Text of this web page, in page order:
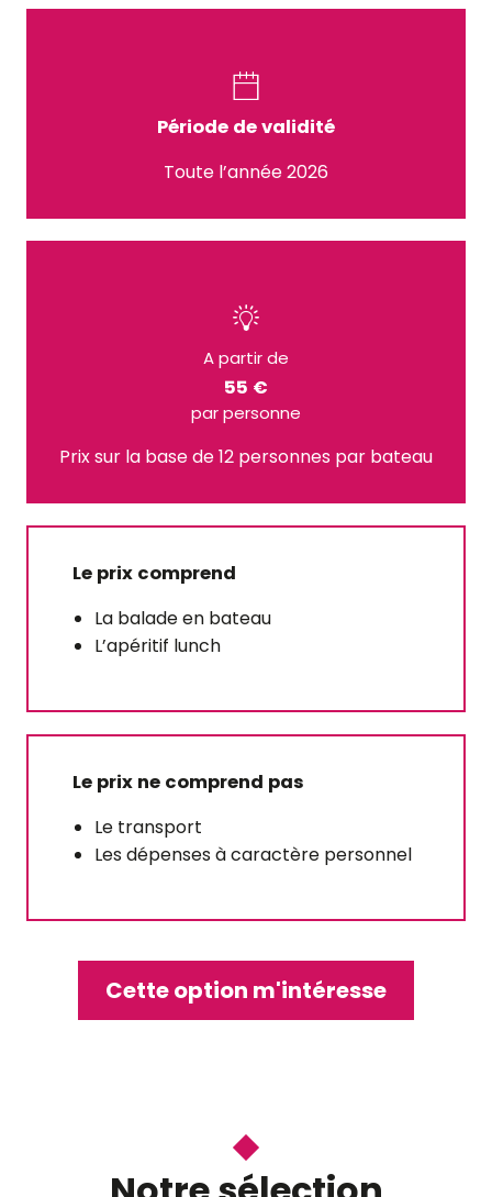
Période de validité
Toute l’année 2026
A partir de
55 €
par personne
Prix sur la base de 12 personnes par bateau
Le prix comprend
La balade en bateau
L’apéritif lunch
Le prix ne comprend pas
Le transport
Les dépenses à caractère personnel
Cette option m'intéresse
fait pour se détendre et passer une
amusante soirée